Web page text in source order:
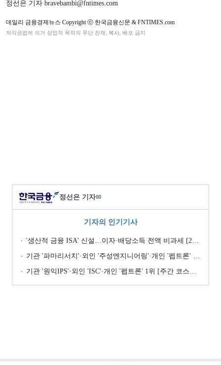
정선은 기자 bravebambi@fntimes.com
데일리 금융경제뉴스 Copyright ⓒ 한국금융신문 & FNTIMES.com
저작권법에 의거 상업적 목적의 무단 전재, 복사, 배포 금지
정선은 기자✉
기자의 인기기사
'생산적 금융 ISA' 신설…이자·배당소득 전액 비과세 [2026 세제개편안]
기관 '파마리서치'·외인 '주성엔지니어링'·개인 '펩트론' 1위 [주간 코스닥 순매수- 2026년 7월27일~7월31일]
기관 '원익IPS'·외인 'ISC'·개인 '펩트론' 1위 [주간 코스닥 순매수- 2026년 7월6일~7월10일]